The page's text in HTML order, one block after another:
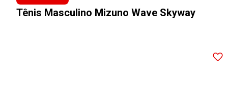
Tênis Masculino Mizuno Wave Skyway